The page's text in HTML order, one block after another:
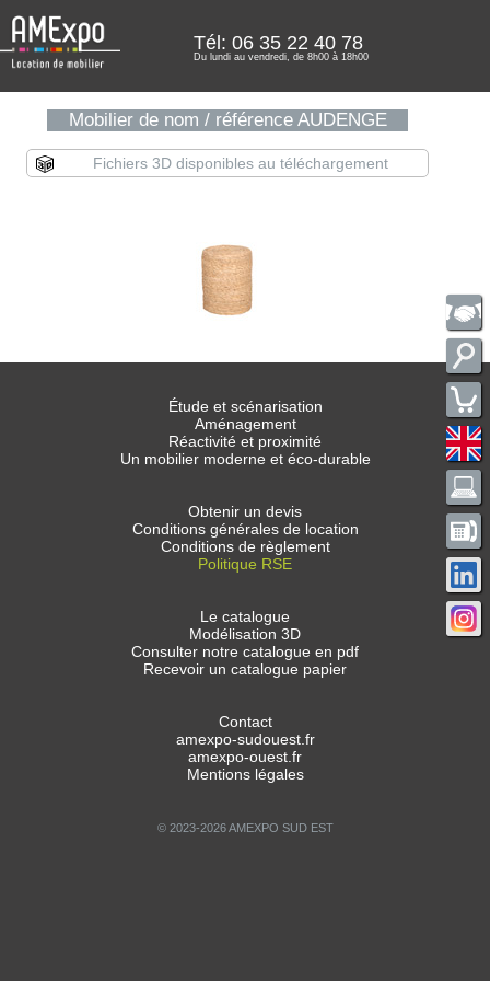
Tél: 06 35 22 40 78
Du lundi au vendredi, de 8h00 à 18h00
Mobilier de nom / référence AUDENGE
Fichiers 3D disponibles au téléchargement
Étude et scénarisation
Aménagement
Réactivité et proximité
Un mobilier moderne et éco-durable
Obtenir un devis
Conditions générales de location
Conditions de règlement
Politique RSE
Le catalogue
Modélisation 3D
Consulter notre catalogue en pdf
Recevoir un catalogue papier
Contact
amexpo-sudouest.fr
amexpo-ouest.fr
Mentions légales
© 2023-2026 AMEXPO SUD EST